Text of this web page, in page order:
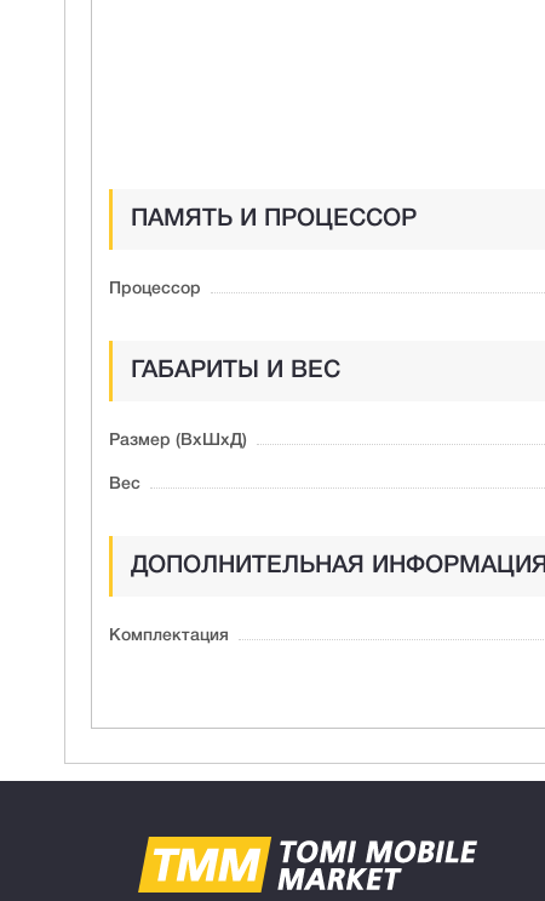
ПАМЯТЬ И ПРОЦЕССОР
Процессор
ГАБАРИТЫ И ВЕС
Размер (ВxШxД)
Вес
ДОПОЛНИТЕЛЬНАЯ ИНФОРМАЦИЯ
Комплектация